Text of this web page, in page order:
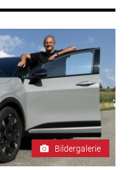
Bildergalerie